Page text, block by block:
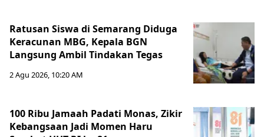
Ratusan Siswa di Semarang Diduga
Keracunan MBG, Kepala BGN
Langsung Ambil Tindakan Tegas
2 Agu 2026, 10:20 AM
100 Ribu Jamaah Padati Monas, Zikir
Kebangsaan Jadi Momen Haru